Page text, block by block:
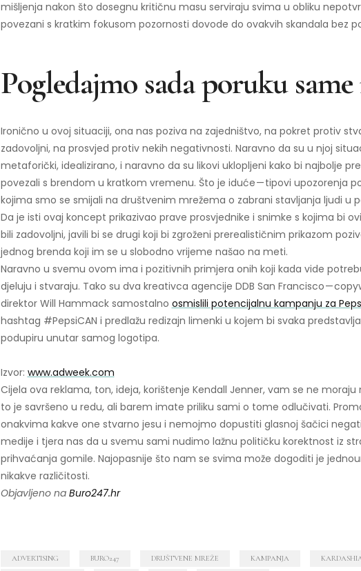
mišljenja nakon što dosegnu kritičnu masu serviraju svima u obliku
povezani s kratkim fokusom pozornosti dovode do ovakvih skandala bez
Pogledajmo sada poruku
Ironično u ovoj situaciji, ona nas poziva na zajedništvo, na pokret protiv
zadovoljni, na prosvjed protiv nekih negativnosti. Naravno da su u njoj
metaforički, idealizirano, i naravno da su likovi uklopljeni kako bi najbolje
povezali s brendom u kratkom vremenu. Što je iduće — tipovi upozorenja
kojima smo se smijali na društvenim mrežema o zabrani stavljanja ljudi u
Da je isti ovaj koncept prikazivao prave prosvjednike i snimke s kojima bi
bili zadovoljni, javili bi se drugi koji bi zgroženi prerealističnim prikazom
jednog brenda koji im se u slobodno vrijeme našao na meti.
Naravno u svemu ovom ima i pozitivnih primjera onih koji kada vide
djeluju i stvaraju. Tako su dva kreativca agencije DDB San Francisco —
direktor Will Hammack samostalno osmislili potencijalnu kampanju za
hashtag #PepsiCAN i predlažu redizajn limenki u kojem bi svaka
podupiru unutar samog logotipa.
Izvor: www.adweek.com
Cijela ova reklama, ton, ideja, korištenje Kendall Jenner, vam se ne
to je savršeno u redu, ali barem imate priliku sami o tome odlučivati.
onakvima kakve one stvarno jesu i nemojmo dopustiti glasnoj šačici
medije i tjera nas da u svemu sami nudimo lažnu političku korektnost iz
prihvaćanja gomile. Najopasnije što nam se svima može dogoditi je
nikakve različitosti.
Objavljeno na Buro247.hr
ADVERTISING BURO247 DRUŠTVENE MREŽE KAMPANJA